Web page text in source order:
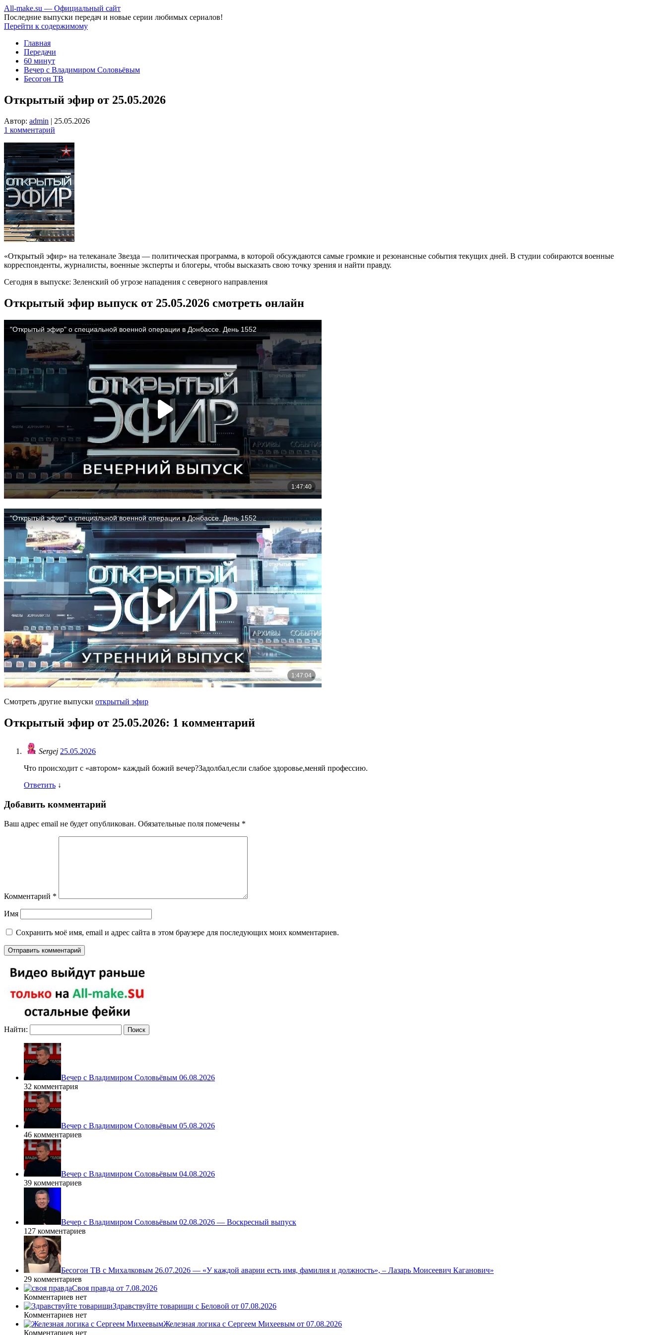
All-make.su — Официальный сайт
Последние выпуски передач и новые серии любимых сериалов!
Перейти к содержимому
Главная
Передачи
60 минут
Вечер с Владимиром Соловьёвым
Бесогон ТВ
Открытый эфир от 25.05.2026
Автор: admin | 25.05.2026
1 комментарий
«Открытый эфир» на телеканале Звезда — политическая программа, в которой обсуждаются самые громкие и резонансные события текущих дней. В студии собираются военные
корреспонденты, журналисты, военные эксперты и блогеры, чтобы высказать свою точку зрения и найти правду.
Сегодня в выпуске: Зеленский об угрозе нападения с северного направления
Открытый эфир выпуск от 25.05.2026 смотреть онлайн
Смотреть другие выпуски открытый эфир
Открытый эфир от 25.05.2026: 1 комментарий
Sergej 25.05.2026
Что происходит с «автором» каждый божий вечер?Задолбал,если слабое здоровье,меняй профессию.
Ответить ↓
Добавить комментарий
Ваш адрес email не будет опубликован. Обязательные поля помечены *
Комментарий *
Имя
Сохранить моё имя, email и адрес сайта в этом браузере для последующих моих комментариев.
Найти:
Вечер с Владимиром Соловьёвым 06.08.2026
32 комментария
Вечер с Владимиром Соловьёвым 05.08.2026
46 комментариев
Вечер с Владимиром Соловьёвым 04.08.2026
39 комментариев
Вечер с Владимиром Соловьёвым 02.08.2026 — Воскресный выпуск
127 комментариев
Бесогон ТВ с Михалковым 26.07.2026 — «У каждой аварии есть имя, фамилия и должность», – Лазарь Моисеевич Каганович»
29 комментариев
Своя правда от 7.08.2026
Комментариев нет
Здравствуйте товарищи с Беловой от 07.08.2026
Комментариев нет
Железная логика с Сергеем Михеевым от 07.08.2026
Комментариев нет